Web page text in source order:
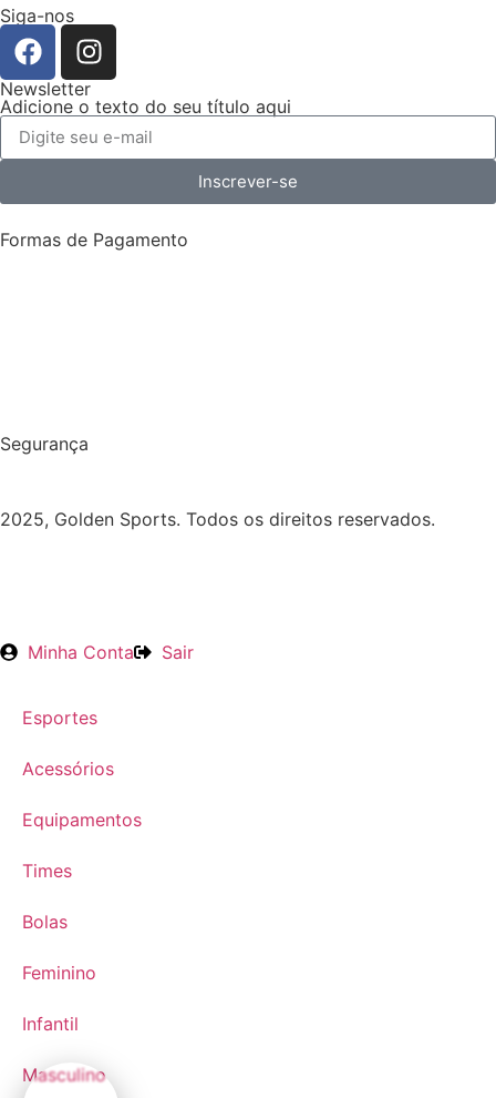
Siga-nos
Newsletter
Adicione o texto do seu título aqui
Inscrever-se
Formas de Pagamento
Segurança
2025, Golden Sports. Todos os direitos reservados.
Minha Conta Sair
Esportes
Acessórios
Equipamentos
Times
Bolas
Feminino
Infantil
Masculino